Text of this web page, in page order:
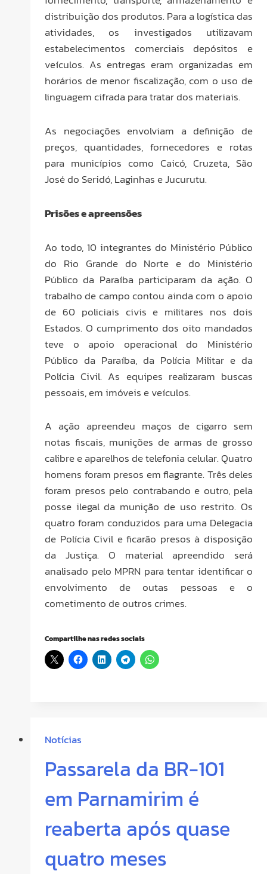
distribuição dos produtos. Para a logística das
atividades, os investigados utilizavam
estabelecimentos comerciais depósitos e
veículos. As entregas eram organizadas em
horários de menor fiscalização, com o uso de
linguagem cifrada para tratar dos materiais.
As negociações envolviam a definição de
preços, quantidades, fornecedores e rotas
para municípios como Caicó, Cruzeta, São
José do Seridó, Laginhas e Jucurutu.
Prisões e apreensões
Ao todo, 10 integrantes do Ministério Público
do Rio Grande do Norte e do Ministério
Público da Paraíba participaram da ação. O
trabalho de campo contou ainda com o apoio
de 60 policiais civis e militares nos dois
Estados. O cumprimento dos oito mandados
teve o apoio operacional do Ministério
Público da Paraíba, da Polícia Militar e da
Polícia Civil. As equipes realizaram buscas
pessoais, em imóveis e veículos.
A ação apreendeu maços de cigarro sem
notas fiscais, munições de armas de grosso
calibre e aparelhos de telefonia celular. Quatro
homens foram presos em flagrante. Três deles
foram presos pelo contrabando e outro, pela
posse ilegal da munição de uso restrito. Os
quatro foram conduzidos para uma Delegacia
de Polícia Civil e ficarão presos à disposição
da Justiça. O material apreendido será
analisado pelo MPRN para tentar identificar o
envolvimento de outas pessoas e o
cometimento de outros crimes.
Compartilhe nas redes sociais
Notícias
Passarela da BR-101
em Parnamirim é
reaberta após quase
quatro meses